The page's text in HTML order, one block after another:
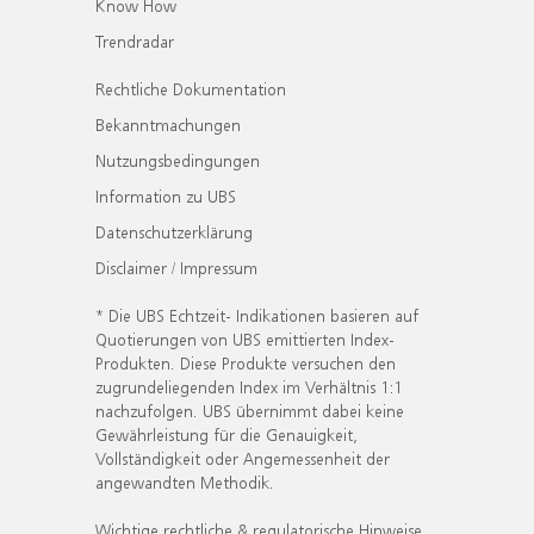
Know How
Trendradar
Rechtliche Dokumentation
Bekanntmachungen
Nutzungsbedingungen
Information zu UBS
Datenschutzerklärung
Disclaimer / Impressum
* Die UBS Echtzeit- Indikationen basieren auf
Quotierungen von UBS emittierten Index-
Produkten. Diese Produkte versuchen den
zugrundeliegenden Index im Verhältnis 1:1
nachzufolgen. UBS übernimmt dabei keine
Gewährleistung für die Genauigkeit,
Vollständigkeit oder Angemessenheit der
angewandten Methodik.